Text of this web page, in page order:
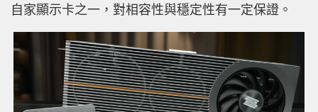
自家顯示卡之一，對相容性與穩定性有一定保證。